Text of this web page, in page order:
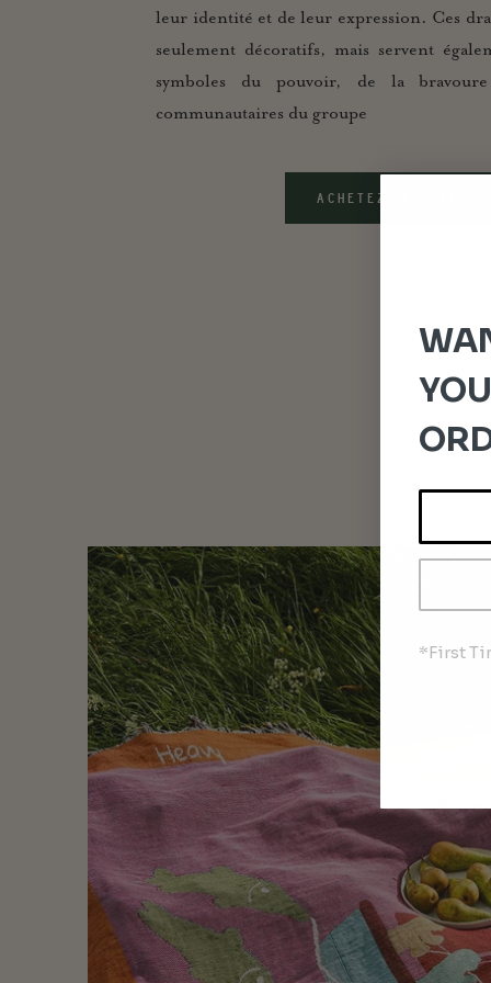
leur identité et de leur expression. Ces
seulement décoratifs, mais servent
symboles du pouvoir, de la
communautaires du groupe
ACHETEZ CE PLAID
*First